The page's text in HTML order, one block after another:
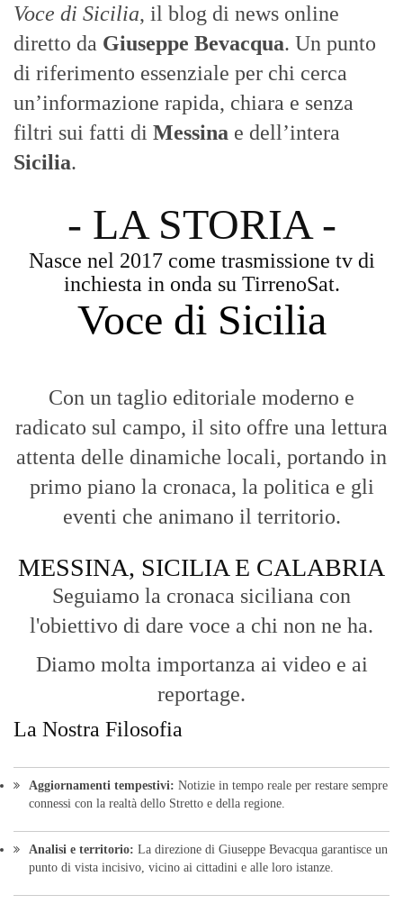
Voce di Sicilia, il blog di news online
diretto da Giuseppe Bevacqua. Un punto
di riferimento essenziale per chi cerca
un’informazione rapida, chiara e senza
filtri sui fatti di Messina e dell’intera
Sicilia.
- LA STORIA -
Nasce nel 2017 come trasmissione tv di
inchiesta in onda su TirrenoSat.
Voce di Sicilia
Con un taglio editoriale moderno e
radicato sul campo, il sito offre una lettura
attenta delle dinamiche locali, portando in
primo piano la cronaca, la politica e gli
eventi che animano il territorio.
MESSINA, SICILIA E CALABRIA
Seguiamo la cronaca siciliana con
l'obiettivo di dare voce a chi non ne ha.
Diamo molta importanza ai video e ai
reportage.
La Nostra Filosofia
Aggiornamenti tempestivi: Notizie in tempo reale per restare sempre
connessi con la realtà dello Stretto e della regione.
Analisi e territorio: La direzione di Giuseppe Bevacqua garantisce un
punto di vista incisivo, vicino ai cittadini e alle loro istanze.